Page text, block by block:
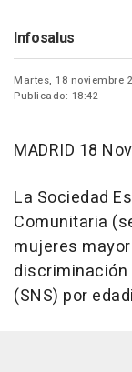
Infosalus
Martes, 18 noviembre
Publicado: 18:42
MADRID 18
La Sociedad
Comunitaria
mujeres
discriminación
(SNS) por